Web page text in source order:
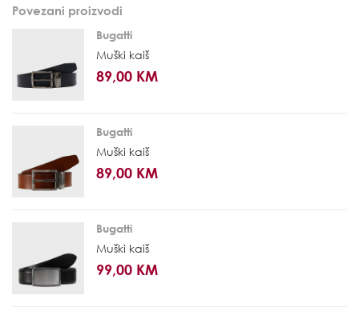
Povezani proizvodi
Bugatti
Muški kaiš
89,00 KM
Bugatti
Muški kaiš
89,00 KM
Bugatti
Muški kaiš
99,00 KM